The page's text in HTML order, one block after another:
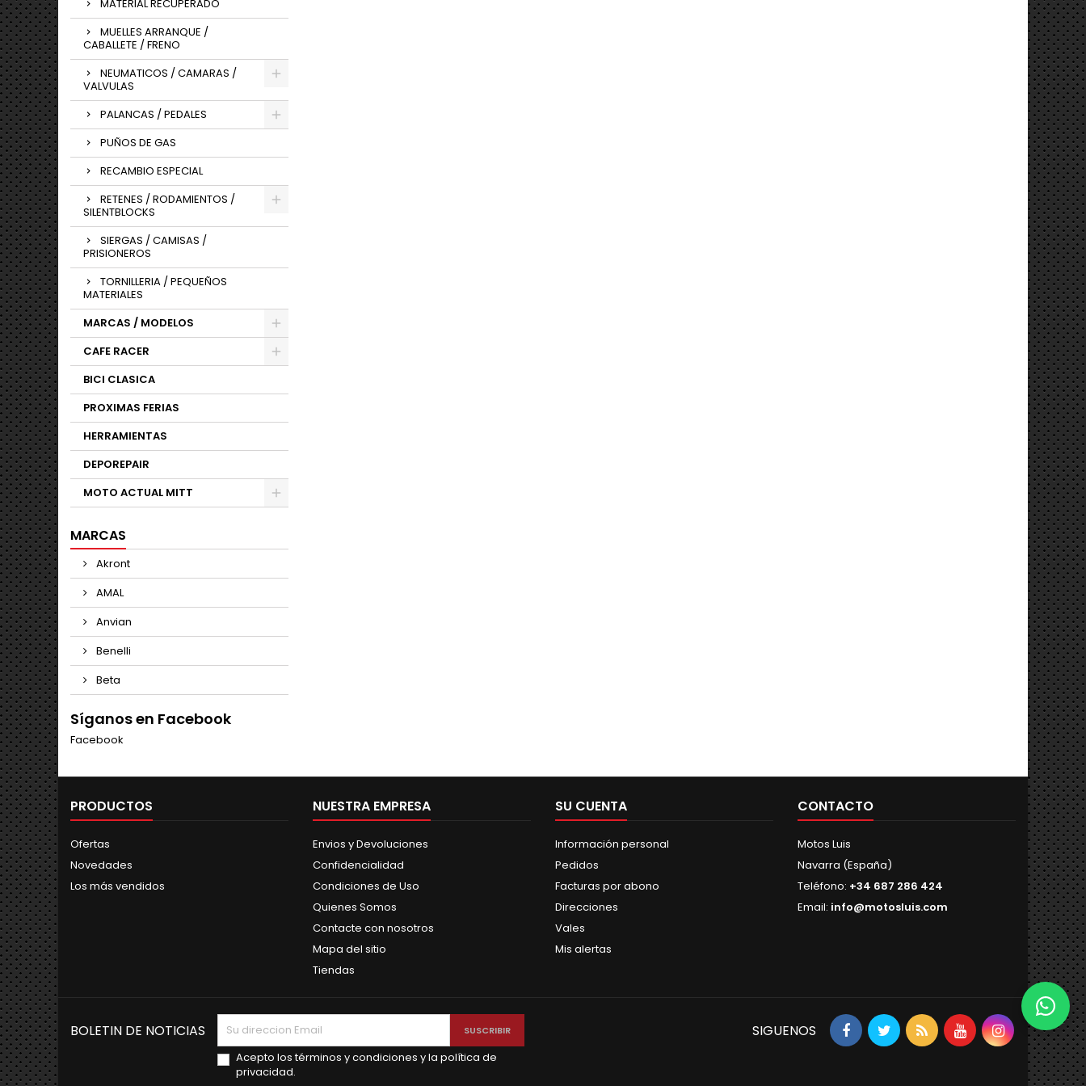
MATERIAL RECUPERADO
MUELLES ARRANQUE /
CABALLETE / FRENO
NEUMATICOS / CAMARAS /
VALVULAS
PALANCAS / PEDALES
PUÑOS DE GAS
RECAMBIO ESPECIAL
RETENES / RODAMIENTOS /
SILENTBLOCKS
SIERGAS / CAMISAS /
PRISIONEROS
TORNILLERIA / PEQUEÑOS
MATERIALES
MARCAS / MODELOS
CAFE RACER
BICI CLASICA
PROXIMAS FERIAS
HERRAMIENTAS
DEPOREPAIR
MOTO ACTUAL MITT
MARCAS
Akront
AMAL
Anvian
Benelli
Beta
Síganos en Facebook
Facebook
PRODUCTOS
Ofertas
Novedades
Los más vendidos
NUESTRA EMPRESA
Envios y Devoluciones
Confidencialidad
Condiciones de Uso
Quienes Somos
Contacte con nosotros
Mapa del sitio
Tiendas
SU CUENTA
Información personal
Pedidos
Facturas por abono
Direcciones
Vales
Mis alertas
CONTACTO
Motos Luis
Navarra (España)
Teléfono: +34 687 286 424
Email: info@motosluis.com
BOLETIN DE NOTICIAS
Acepto los términos y condiciones y la política de
privacidad.
SIGUENOS